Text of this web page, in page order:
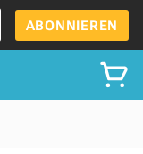
ABONNIEREN